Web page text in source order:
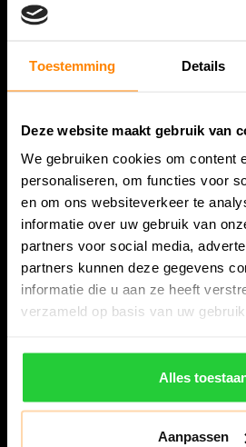
Toestemming Details
Deze website maakt gebruik van
We gebruiken cookies om content
personaliseren, om functies voor
en om ons websiteverkeer te
informatie over uw gebruik van
partners voor social media,
partners kunnen deze gegevens
informatie die u aan ze heeft
verzameld op basis van uw
Alles
Aanpassen
Bespanracket.nl is dé
omstreken.
Snijdersstraat
8224 AA
Nederland
06-57276080